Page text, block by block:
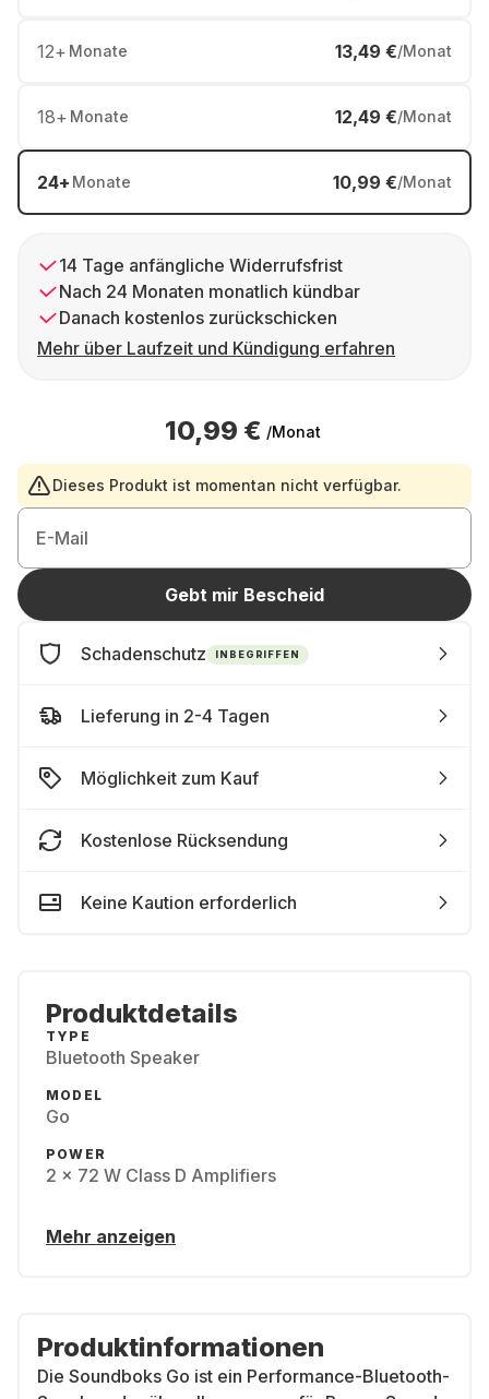
12+ Monate 13,49 €/Monat
18+ Monate 12,49 €/Monat
24+ Monate 10,99 €/Monat
14 Tage anfängliche Widerrufsfrist
Nach 24 Monaten monatlich kündbar
Danach kostenlos zurückschicken
Mehr über Laufzeit und Kündigung erfahren
10,99 € /Monat
Dieses Produkt ist momentan nicht verfügbar.
E-Mail
Gebt mir Bescheid
Schadenschutz INBEGRIFFEN
Lieferung in 2-4 Tagen
Möglichkeit zum Kauf
Kostenlose Rücksendung
Keine Kaution erforderlich
Produktdetails
TYPE
Bluetooth Speaker
MODEL
Go
POWER
2 × 72 W Class D Amplifiers
Mehr anzeigen
Produktinformationen
Die Soundboks Go ist ein Performance-Bluetooth-